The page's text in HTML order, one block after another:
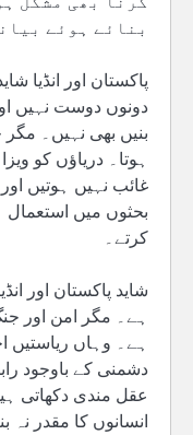
بنائے ہوئے
پاکستان اور انڈیا
دونوں دوست نہیں
بنیں بھی نہیں۔
ہوتا۔ دریاؤں کو
غائب نہیں ہوتیں
بحثوں میں استعمال
کرتے۔
شاید پاکستان اور
ہے۔ مگر امن اور
ہے۔ وہاں ریاستیں
دشمنی کے باوجود
عقل مندی دکھاتی
انسانوں کا مقدر نہ